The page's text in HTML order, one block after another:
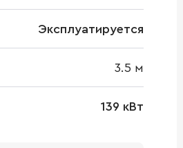
Эксплуатируется
3.5 м
139 кВт